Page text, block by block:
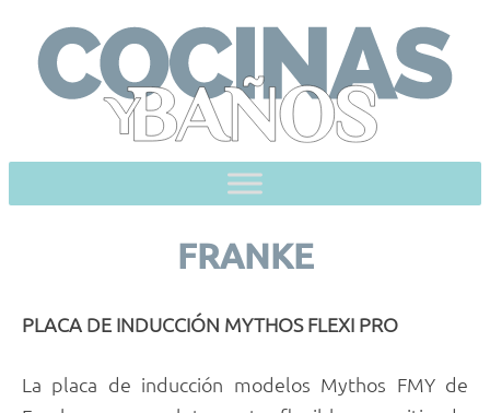
content
FRANKE
PLACA DE INDUCCIÓN MYTHOS FLEXI PRO
La placa de inducción modelos Mythos FMY de